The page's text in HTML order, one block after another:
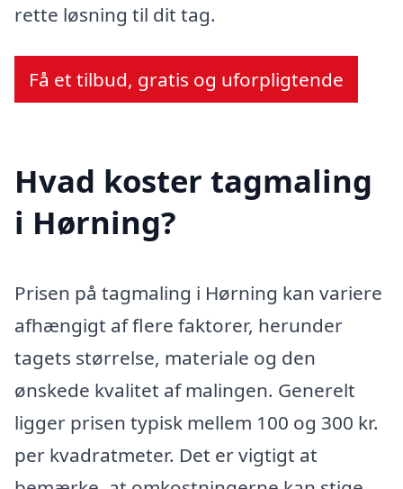
rette løsning til dit tag.
Få et tilbud, gratis og uforpligtende
Hvad koster tagmaling
i Hørning?
Prisen på tagmaling i Hørning kan variere
afhængigt af flere faktorer, herunder
tagets størrelse, materiale og den
ønskede kvalitet af malingen. Generelt
ligger prisen typisk mellem 100 og 300 kr.
per kvadratmeter. Det er vigtigt at